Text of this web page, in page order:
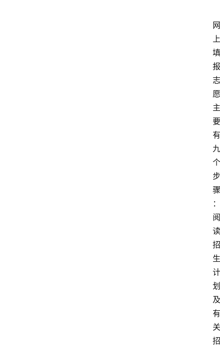
网
上
填
报
志
愿
主
要
有
九
个
步
骤
：
阅
读
招
生
计
划
及
有
关
招